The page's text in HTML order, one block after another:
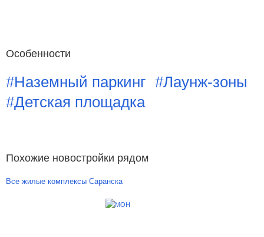
Особенности
#Наземный паркинг #Лаунж-зоны
#Детская площадка
Похожие новостройки рядом
Все жилые комплексы Саранска